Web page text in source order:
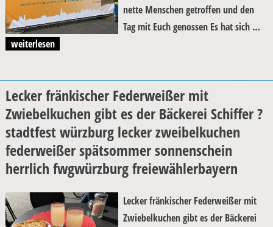
nette Menschen getroffen und den
Tag mit Euch genossen Es hat sich …
„Das Stadtfest 2019 war ein voller Erfolg!“
weiterlesen
Lecker fränkischer Federweißer mit
Zwiebelkuchen gibt es der Bäckerei Schiffer ?
stadtfest würzburg lecker zweibelkuchen
federweißer spätsommer sonnenschein
herrlich fwgwürzburg freiewählerbayern
Lecker fränkischer Federweißer mit
Zwiebelkuchen gibt es der Bäckerei